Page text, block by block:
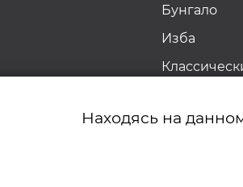
Бунгало
Изба
Находясь на